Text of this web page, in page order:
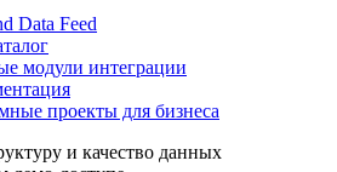
Data Feed
модули интеграции
проекты для бизнеса
и качество данных